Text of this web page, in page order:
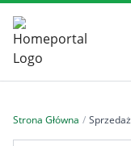
Strona Główna / Sprzedaż